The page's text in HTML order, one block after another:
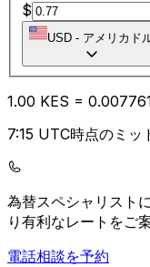
$
USD - アメリカド
1.00 KES = 0.00
7:15 UTC時点のミッ
為替スペシャリスト
り有利なレートをご
電話相談を予約